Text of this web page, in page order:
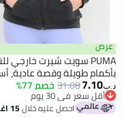
PUMA سويت شيرت خارجي للنساء
طويلة وقصة عادية، أسود
31.08خصم 77%
في 30 يوم
في 30 يوم
احصل عليه خلال15 اغسطس